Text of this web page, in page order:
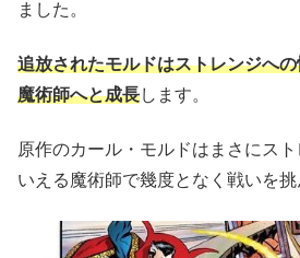
ました。
追放されたモルドはストレンジへ
魔術師へと成長します。
原作のカール・モルドはまさにス
いえる魔術師で幾度となく戦いを挑